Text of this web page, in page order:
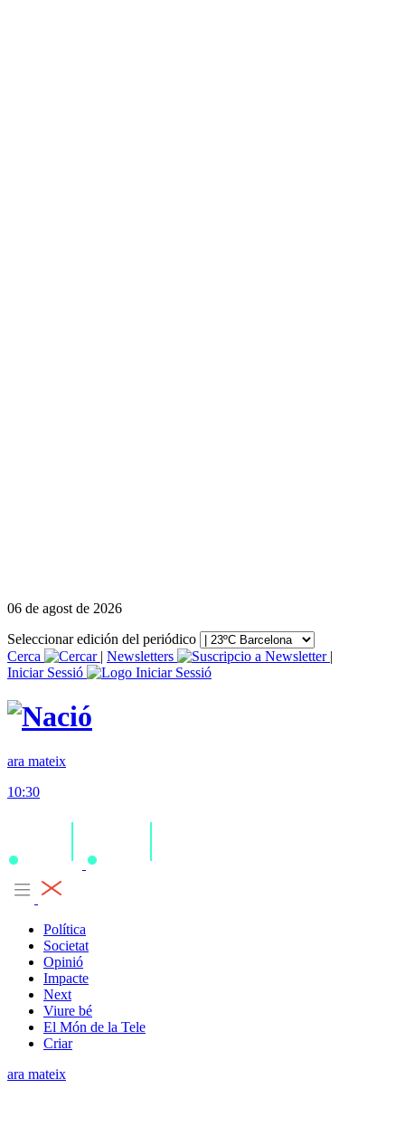
06 de agost de 2026
Seleccionar edición del periódico
Cerca
| Newsletters
|
Iniciar Sessió
ara mateix
10:30
Política
Societat
Opinió
Impacte
Next
Viure bé
El Món de la Tele
Criar
ara mateix